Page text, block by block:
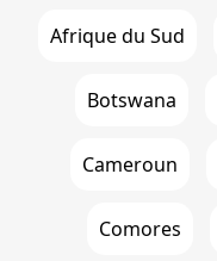
Afrique du Sud
Botswana
Cameroun
Comores